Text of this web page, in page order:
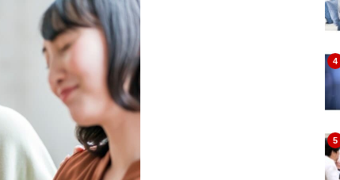
4
5